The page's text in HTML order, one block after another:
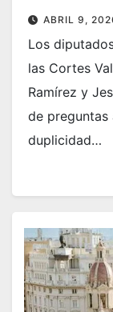
ABRIL 9,
Los
las Cortes
Ramírez y
de preguntas
duplicidad…